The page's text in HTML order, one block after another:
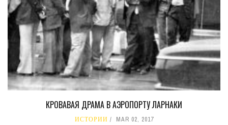
КРОВАВАЯ ДРАМА В АЭРОПОРТУ ЛАРНАКИ
ИСТОРИИ MAR 02, 2017